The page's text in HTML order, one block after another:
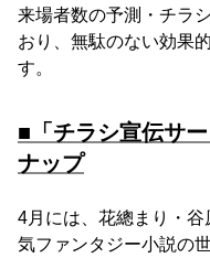
来場者数の予測・チラ
おり、無駄のない効果
す。
■「チラシ宣伝サ
ナップ
4月には、花總まり・谷
気ファンタジー小説の